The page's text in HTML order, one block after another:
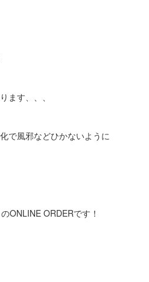
ます、、、
で風邪などひかないように
ONLINE ORDERです！